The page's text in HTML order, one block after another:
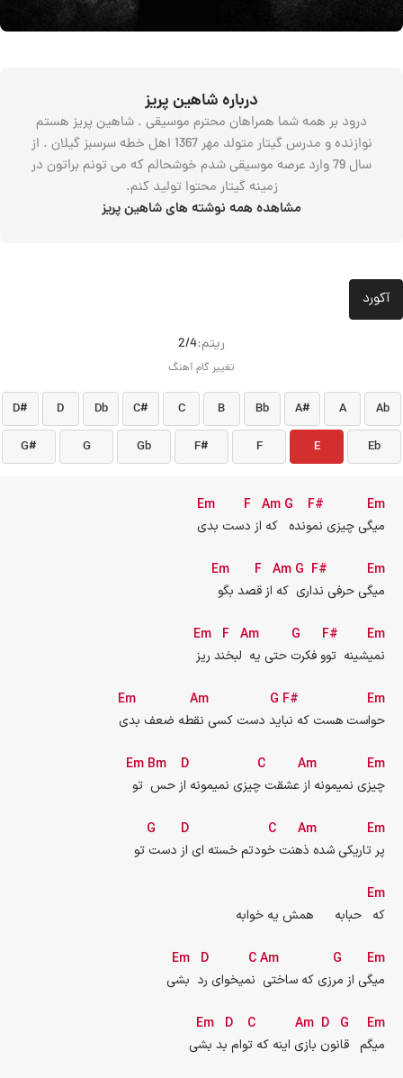
درباره شاهین پریز
درود بر همه شما همراهان محترم موسیقی . شاهین پریز هستم
نوازنده و مدرس گیتار متولد مهر 1367 اهل خطه سرسبز گیلان . از
سال 79 وارد عرصه موسیقی شدم خوشحالم که می تونم براتون در
زمینه گیتار محتوا تولید کنم.
مشاهده همه نوشته های شاهین پریز
آکورد
ريتم:2/4
تغییر گام آهنگ
Ab
A
A#
Bb
B
C
C#
Db
D
D#
Eb
E
F
F#
Gb
G
G#
Em F Am G F#
Em
میگی چیزی نمونده   که از دست بدی
Em F Am G F#
Em
میگی حرفی نداری  که از قصد بگو
Em F Am G F#
Em
نمیشینه  توو فکرت حتی یه  لبخند ریز
Em Am G F#
Em
حواست هست که نباید دست کسی نقطه ضعف بدی
Em Bm D C Am
Em
چیزی نمیمونه از عشقت چیزی نمیمونه از حس  تو
G D C Am
Em
پر تاریکی شده ذهنت خودتم خسته ای از دست تو
Em
که   حبابه      همش یه خوابه
Em D CAm G
Em
میگی از مرزی که ساختی  نمیخوای رد  بشی
Em D C Am D G
Em
میگم   قانون بازی اینه که توام بد بشی